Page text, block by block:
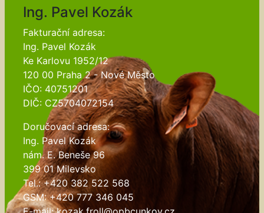
Ing. Pavel Kozák
Fakturační adresa:
Ing. Pavel Kozák
Ke Karlovu 1952/12
120 00 Praha 2 - Nové Město
IČO: 40751201
DIČ: CZ5704072154
Doručovací adresa:
Ing. Pavel Kozák
nám. E. Beneše 96
399 01 Milevsko
Tel.: +420 382 522 568
GSM: +420 777 346 045